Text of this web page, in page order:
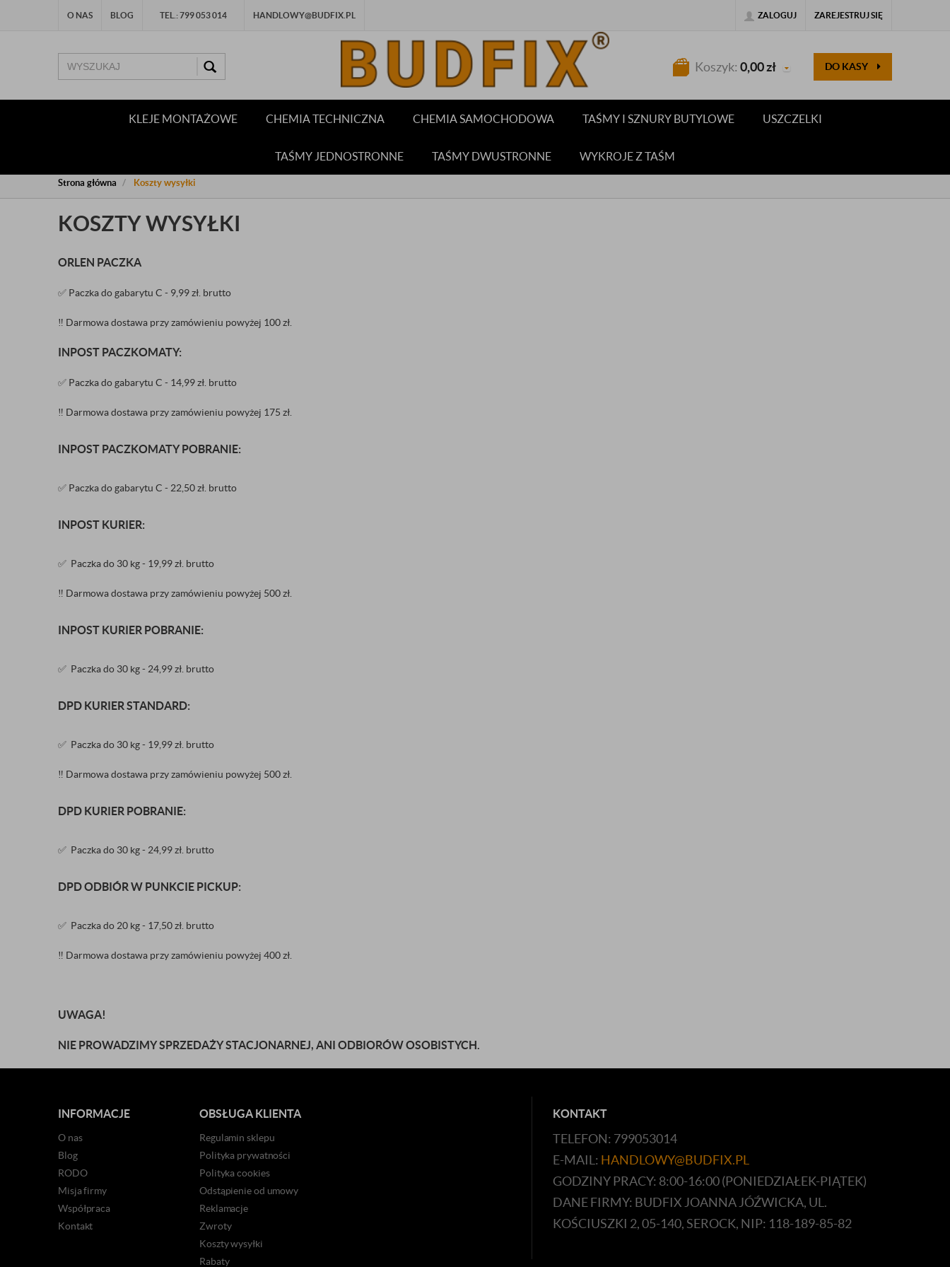
O NAS BLOG TEL.: 799 053 014 HANDLOWY@BUDFIX.PL ZALOGUJ ZAREJESTRUJ SIĘ
Koszyk: 0,00zł DO KASY
KLEJE MONTAŻOWE CHEMIA TECHNICZNA CHEMIA SAMOCHODOWA TAŚMY I SZNURY BUTYLOWE USZCZELKI
TAŚMY JEDNOSTRONNE TAŚMY DWUSTRONNE WYKROJE Z TAŚM
Strona główna Koszty wysyłki
KOSZTY WYSYŁKI
ORLEN PACZKA
✅ Paczka do gabarytu C - 9,99 zł. brutto
‼️ Darmowa dostawa przy zamówieniu powyżej 100 zł.
INPOST PACZKOMATY:
✅ Paczka do gabarytu C - 14,99 zł. brutto
‼️ Darmowa dostawa przy zamówieniu powyżej 175 zł.
INPOST PACZKOMATY POBRANIE:
✅ Paczka do gabarytu C - 22,50 zł. brutto
INPOST KURIER:
✅ Paczka do 30 kg - 19,99 zł. brutto
‼️ Darmowa dostawa przy zamówieniu powyżej 500 zł.
INPOST KURIER POBRANIE:
✅ Paczka do 30 kg - 24,99 zł. brutto
DPD KURIER STANDARD:
✅ Paczka do 30 kg - 19,99 zł. brutto
‼️ Darmowa dostawa przy zamówieniu powyżej 500 zł.
DPD KURIER POBRANIE:
✅ Paczka do 30 kg - 24,99 zł. brutto
DPD ODBIÓR W PUNKCIE PICKUP:
✅ Paczka do 20 kg - 17,50 zł. brutto
‼️ Darmowa dostawa przy zamówieniu powyżej 400 zł.
UWAGA!
NIE PROWADZIMY SPRZEDAŻY STACJONARNEJ, ANI ODBIORÓW OSOBISTYCH.
INFORMACJE
O nas
Blog
RODO
Misja firmy
Współpraca
Kontakt
OBSŁUGA KLIENTA
Regulamin sklepu
Polityka prywatności
Polityka cookies
Odstąpienie od umowy
Reklamacje
Zwroty
Koszty wysyłki
Rabaty
KONTAKT
TELEFON: 799053014
E-MAIL: HANDLOWY@BUDFIX.PL
GODZINY PRACY: 8:00-16:00 (PONIEDZIAŁEK-PIĄTEK)
DANE FIRMY: BUDFIX JOANNA JÓŹWICKA, UL.
KOŚCIUSZKI 2, 05-140, SEROCK, NIP: 118-189-85-82